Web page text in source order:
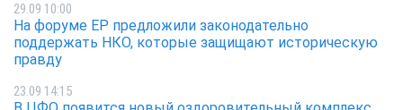
29.09 10:00
На форуме ЕР предложили законодательно
поддержать НКО, которые защищают историческую
правду
23.09 14:15